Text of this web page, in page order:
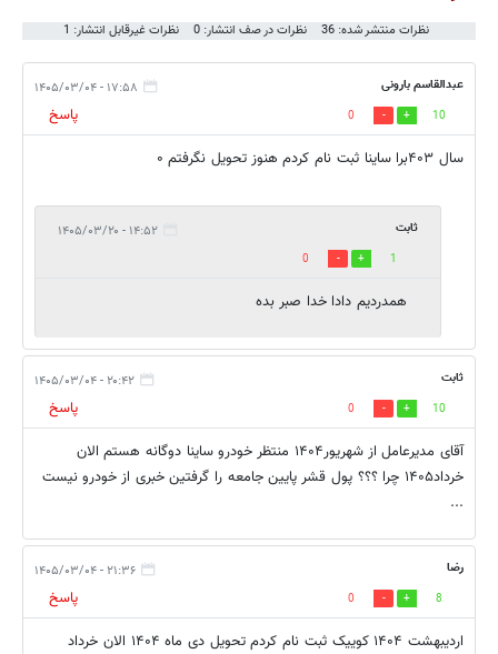
نظرات منتشر شده: 36 نظرات در صف انتشار: 0 نظرات غیرقابل انتشار: 1
عبدالقاسم بارونی ۱۷:۵۸ - ۱۴۰۵/۰۳/۰۴
10
0
پاسخ
سال ۴۰۳برا ساینا ثبت نام کردم هنوز تحویل نگرفتم ۰
ثابت ۱۴:۵۲ - ۱۴۰۵/۰۳/۲۰
1
0
همدردیم دادا خدا صبر بده
ثابت ۲۰:۴۲ - ۱۴۰۵/۰۳/۰۴
10
0
پاسخ
آقای مدیرعامل از شهریور۱۴۰۴ منتظر خودرو ساینا دوگانه هستم الان
خرداد۱۴۰۵ چرا ؟؟؟ پول قشر پایین جامعه را گرفتین خبری از خودرو نیست
...
رضا ۲۱:۳۶ - ۱۴۰۵/۰۳/۰۴
8
0
پاسخ
اردیبهشت ۱۴۰۴ کوییک ثبت نام کردم تحویل دی ماه ۱۴۰۴ الان خرداد